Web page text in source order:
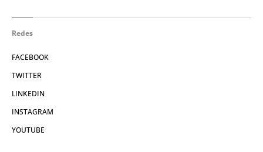
Redes
FACEBOOK
TWITTER
LINKEDIN
INSTAGRAM
YOUTUBE